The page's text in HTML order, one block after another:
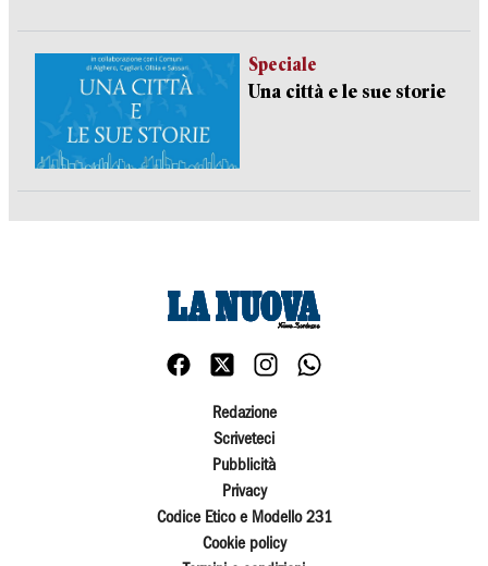
Speciale
Una città e le sue storie
Redazione
Scriveteci
Pubblicità
Privacy
Codice Etico e Modello 231
Cookie policy